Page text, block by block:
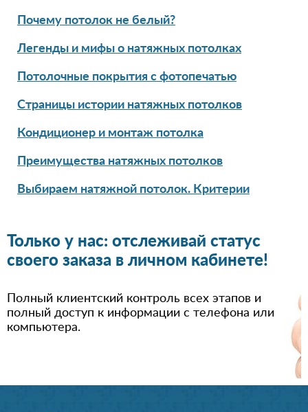
Почему потолок не белый?
Легенды и мифы о натяжных потолках
Потолочные покрытия с фотопечатью
Страницы истории натяжных потолков
Кондиционер и монтаж потолка
Преимущества натяжных потолков
Выбираем натяжной потолок. Критерии
Только у нас: отслеживай статус
своего заказа в личном кабинете!
Полный клиентский контроль всех этапов и
полный доступ к информации с телефона или
компьютера.